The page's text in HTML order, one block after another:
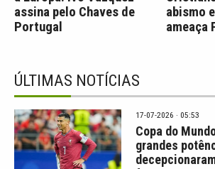
assina pelo Chaves de
Portugal
abismo
ameaça
ÚLTIMAS NOTÍCIAS
17-07-2026 · 05:53
Copa do
grandes